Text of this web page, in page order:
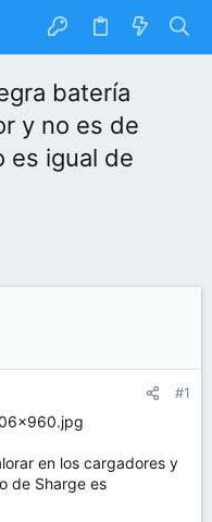
batería
y no es de
es igual de
#1
en los cargadores y
de Sharge es